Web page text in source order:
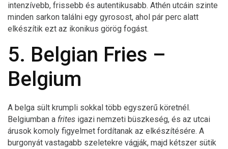
intenzívebb, frissebb és autentikusabb. Athén utcáin szinte
minden sarkon találni egy gyrosost, ahol pár perc alatt
elkészítik ezt az ikonikus görög fogást.
5. Belgian Fries –
Belgium
A belga sült krumpli sokkal több egyszerű köretnél.
Belgiumban a frites igazi nemzeti büszkeség, és az utcai
árusok komoly figyelmet fordítanak az elkészítésére. A
burgonyát vastagabb szeletekre vágják, majd kétszer sütik